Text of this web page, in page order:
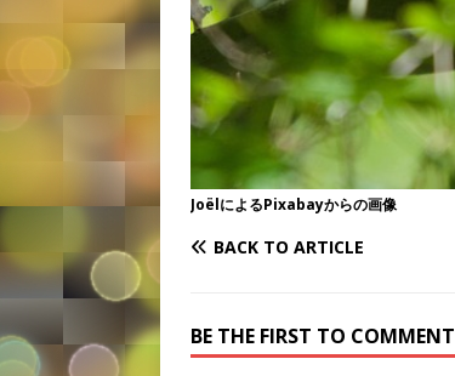
JoëlによるPixabayからの画像
BACK TO ARTICLE
BE THE FIRST TO COMMENT